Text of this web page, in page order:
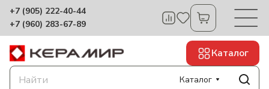
+7 (905) 222-40-44
+7 (960) 283-67-89
Каталог
Каталог